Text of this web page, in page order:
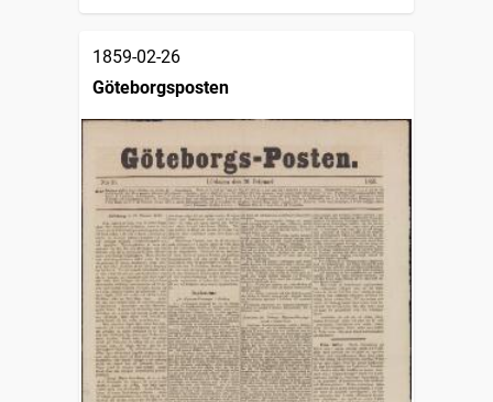
1859-02-26
Göteborgsposten